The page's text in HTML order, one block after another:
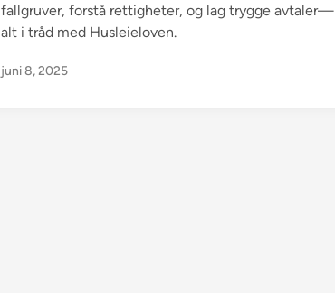
fallgruver, forstå rettigheter, og lag trygge avtaler—
alt i tråd med Husleieloven.
juni 8, 2025